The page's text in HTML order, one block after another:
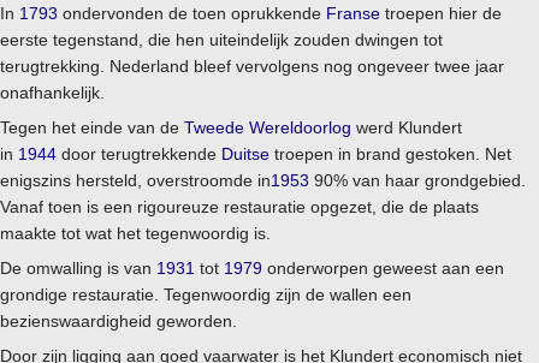
In 1793 ondervonden de toen oprukkende Franse troepen hier de
eerste tegenstand, die hen uiteindelijk zouden dwingen tot
terugtrekking. Nederland bleef vervolgens nog ongeveer twee jaar
onafhankelijk.
Tegen het einde van de Tweede Wereldoorlog werd Klundert
in 1944 door terugtrekkende Duitse troepen in brand gestoken. Net
enigszins hersteld, overstroomde in1953 90% van haar grondgebied.
Vanaf toen is een rigoureuze restauratie opgezet, die de plaats
maakte tot wat het tegenwoordig is.
De omwalling is van 1931 tot 1979 onderworpen geweest aan een
grondige restauratie. Tegenwoordig zijn de wallen een
bezienswaardigheid geworden.
Door zijn ligging aan goed vaarwater is het Klundert economisch niet